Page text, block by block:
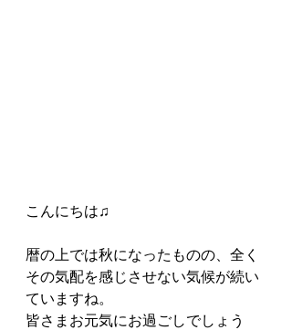
こんにちは♫
暦の上では秋になったものの、全く
その気配を感じさせない気候が続い
ていますね。
皆さまお元気にお過ごしでしょう